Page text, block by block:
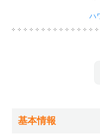
ハ
基本情報